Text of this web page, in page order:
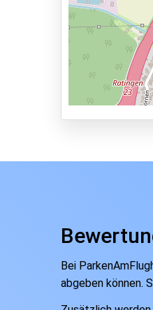
Valet
Park &
Park,
Bei
abgeben können.